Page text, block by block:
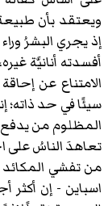
ويعتقد بأن
إذ يجري البشرُ
أفسدته أنانيَّة
الامتناع عن
سيئًا في حد ذاته؛
المظلوم من يدفع
تعاهدَ الناسُ على
من تفشي
اسباين - إن أكثر